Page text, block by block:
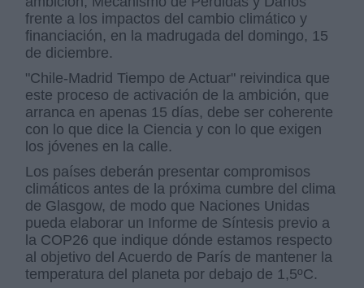
frente a los impactos del cambio climático y
financiación, en la madrugada del domingo, 15
de diciembre.
"Chile-Madrid Tiempo de Actuar" reivindica que
este proceso de activación de la ambición, que
arranca en apenas 15 días, debe ser coherente
con lo que dice la Ciencia y con lo que exigen
los jóvenes en la calle.
Los países deberán presentar compromisos
climáticos antes de la próxima cumbre del clima
de Glasgow, de modo que Naciones Unidas
pueda elaborar un Informe de Síntesis previo a
la COP26 que indique dónde estamos respecto
al objetivo del Acuerdo de París de mantener la
temperatura del planeta por debajo de 1,5ºC.